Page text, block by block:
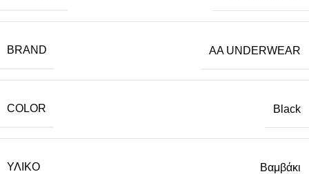
BRAND AA UNDERWEAR
COLOR Black
ΥΛΙΚΌ Βαμβάκι